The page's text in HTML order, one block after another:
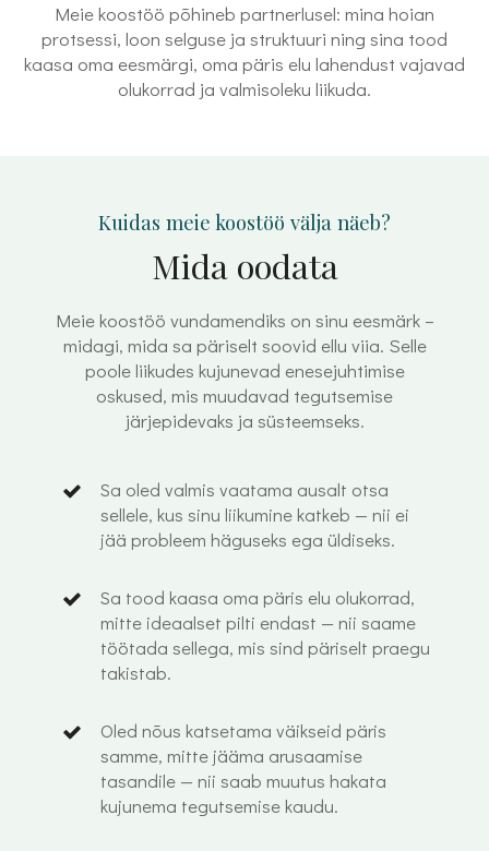
Meie koostöö põhineb partnerlusel: mina hoian
protsessi, loon selguse ja struktuuri ning sina tood
kaasa oma eesmärgi, oma päris elu lahendust vajavad
olukorrad ja valmisoleku liikuda.
Kuidas meie koostöö välja näeb?
Mida oodata
Meie koostöö vundamendiks on sinu eesmärk –
midagi, mida sa päriselt soovid ellu viia. Selle
poole liikudes kujunevad enesejuhtimise
oskused, mis muudavad tegutsemise
järjepidevaks ja süsteemseks.
Sa oled valmis vaatama ausalt otsa
sellele, kus sinu liikumine katkeb — nii ei
jää probleem häguseks ega üldiseks.
Sa tood kaasa oma päris elu olukorrad,
mitte ideaalset pilti endast — nii saame
töötada sellega, mis sind päriselt praegu
takistab.
Oled nõus katsetama väikseid päris
samme, mitte jääma arusaamise
tasandile — nii saab muutus hakata
kujunema tegutsemise kaudu.